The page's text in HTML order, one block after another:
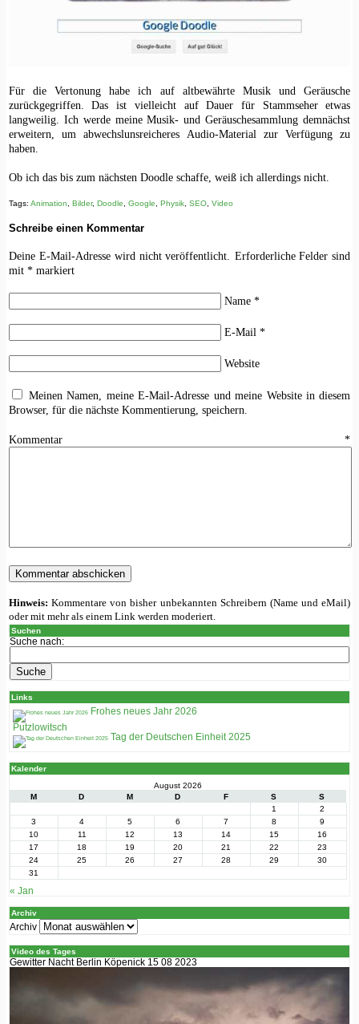
Für die Vertonung habe ich auf altbewährte Musik und Geräusche
zurückgegriffen. Das ist vielleicht auf Dauer für Stammseher etwas
langweilig. Ich werde meine Musik- und Geräuschesammlung demnächst
erweitern, um abwechslunsreicheres Audio-Material zur Verfügung zu
haben.
Ob ich das bis zum nächsten Doodle schaffe, weiß ich allerdings nicht.
Tags: Animation, Bilder, Doodle, Google, Physik, SEO, Video
Schreibe einen Kommentar
Deine E-Mail-Adresse wird nicht veröffentlicht. Erforderliche Felder sind
mit *markiert
Name *
E-Mail *
Website
Meinen Namen, meine E-Mail-Adresse und meine Website in diesem
Browser, für die nächste Kommentierung, speichern.
Kommentar*
Hinweis: Kommentare von bisher unbekannten Schreibern (Name und eMail)
oder mit mehr als einem Link werden moderiert.
Suchen
Suche nach:
Links
Frohes neues Jahr 2026
Putzlowitsch
Tag der Deutschen Einheit 2025
Kalender
August 2026
M
D M D F S
S
1
2
3
4 5 6 7 8
9
10
11 12 13 14 15
16
17
18 19 20 21 22
23
24
25 26 27 28 29
30
31
« Jan
Archiv
Archiv
Video des Tages
Gewitter Nacht Berlin Köpenick 15 08 2023